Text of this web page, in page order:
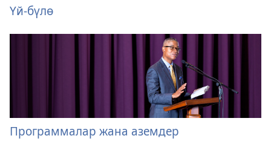
Үй-бүлө
Программалар жана аземдер